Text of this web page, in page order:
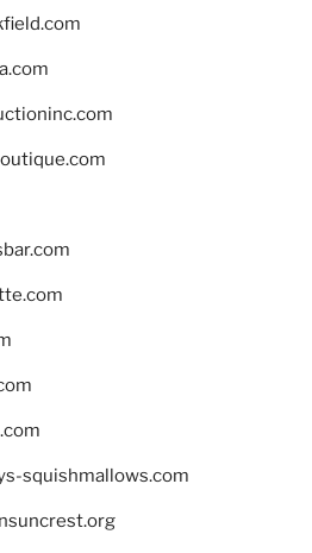
squishmallows.com